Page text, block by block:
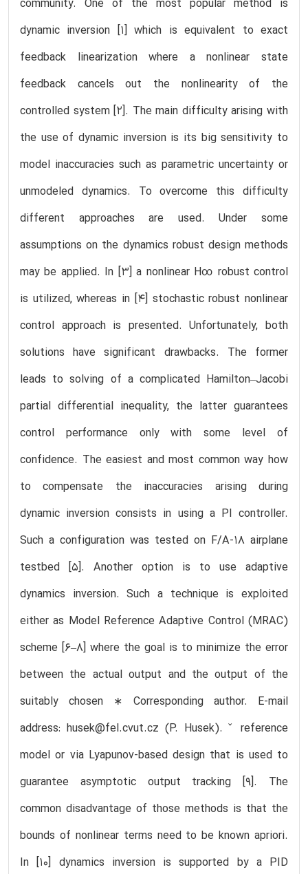
community. One of the most popular method is
dynamic inversion [1] which is equivalent to exact
feedback linearization where a nonlinear state
feedback cancels out the nonlinearity of the
controlled system [2]. The main difficulty arising with
the use of dynamic inversion is its big sensitivity to
model inaccuracies such as parametric uncertainty or
unmodeled dynamics. To overcome this difficulty
different approaches are used. Under some
assumptions on the dynamics robust design methods
may be applied. In [3] a nonlinear H∞ robust control
is utilized, whereas in [4] stochastic robust nonlinear
control approach is presented. Unfortunately, both
solutions have significant drawbacks. The former
leads to solving of a complicated Hamilton–Jacobi
partial differential inequality, the latter guarantees
control performance only with some level of
confidence. The easiest and most common way how
to compensate the inaccuracies arising during
dynamic inversion consists in using a PI controller.
Such a configuration was tested on F/A-18 airplane
testbed [5]. Another option is to use adaptive
dynamics inversion. Such a technique is exploited
either as Model Reference Adaptive Control (MRAC)
scheme [6–8] where the goal is to minimize the error
between the actual output and the output of the
suitably chosen ∗ Corresponding author. E-mail
address: husek@fel.cvut.cz (P. Husek). ˇ reference
model or via Lyapunov-based design that is used to
guarantee asymptotic output tracking [9]. The
common disadvantage of those methods is that the
bounds of nonlinear terms need to be known apriori.
In [10] dynamics inversion is supported by a PID